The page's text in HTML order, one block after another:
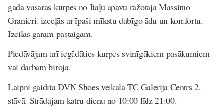
gada vasaras kurpes no Itāļu apavu ražotāja Massimo
Granieri, izceļās ar īpaši mīkstu dabīgo ādu un komfortu.
Izcilas garām pastaigām.
Piedāvājam arī iegādāties kurpes svinīgākiem pasākumiem
vai darbam birojā.
Laipni gaidīta DVN Shoes veikalā TC Galerija Centrs 2.
stāvā. Strādajam katru dienu no 10:00 līdz 21:00.